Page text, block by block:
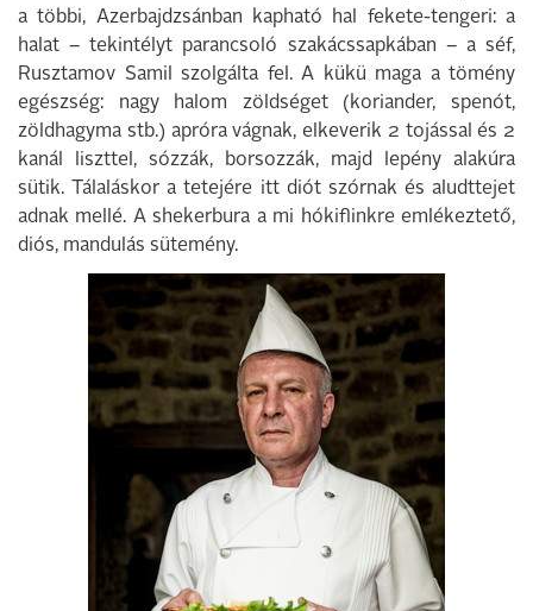
a többi, Azerbajdzsánban kapható hal fekete-tengeri: a
halat – tekintélyt parancsoló szakácssapkában – a séf,
Rusztamov Samil szolgálta fel. A kükü maga a tömény
egészség: nagy halom zöldséget (koriander, spenót,
zöldhagyma stb.) apróra vágnak, elkeverik 2 tojással és 2
kanál liszttel, sózzák, borsozzák, majd lepény alakúra
sütik. Tálaláskor a tetejére itt diót szórnak és aludttejet
adnak mellé. A shekerbura a mi hókiflinkre emlékeztető,
diós, mandulás sütemény.